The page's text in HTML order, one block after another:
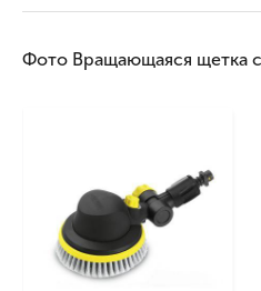
Фото Вращающаяся щетка